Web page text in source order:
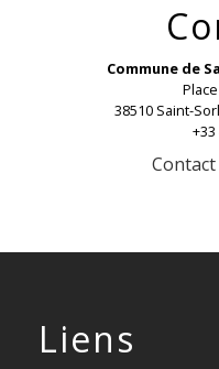
Commune de
38510 Saint-
+33
Liens